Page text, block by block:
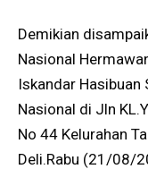
Demikian
Nasional
Iskandar Hasibuan
Nasional di Jln
No 44 Kelurahan
Deli.Rabu (21/08/